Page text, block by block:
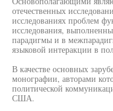
отечественных
исследованиях проблем
исследования,
парадигмы и в
языковой интеракции в
В качестве основных
монографии, авторами
политической
США.